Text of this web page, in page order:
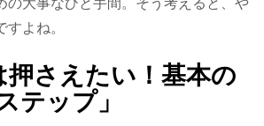
よね。
押さえたい！基本の
テップ」